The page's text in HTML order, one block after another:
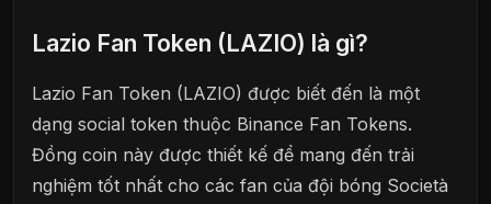
Lazio Fan Token (LAZIO) là gì?
Lazio Fan Token (LAZIO) được biết đến là một
dạng social token thuộc Binance Fan Tokens.
Đồng coin này được thiết kế để mang đến trải
nghiệm tốt nhất cho các fan của đội bóng Società